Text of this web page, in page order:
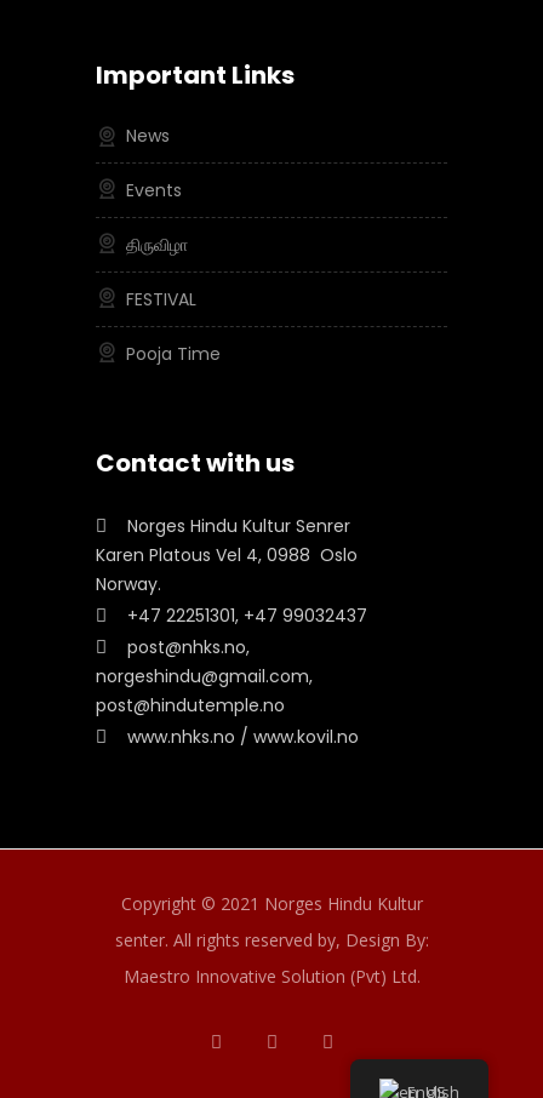
Important Links
News
Events
திருவிழா
FESTIVAL
Pooja Time
Contact with us
Norges Hindu Kultur Senrer
Karen Platous Vel 4, 0988 Oslo
Norway.
+47 22251301, +47 99032437
post@nhks.no,
norgeshindu@gmail.com,
post@hindutemple.no
www.nhks.no / www.kovil.no
Copyright © 2021 Norges Hindu Kultur
senter. All rights reserved by, Design By:
Maestro Innovative Solution (Pvt) Ltd.
English